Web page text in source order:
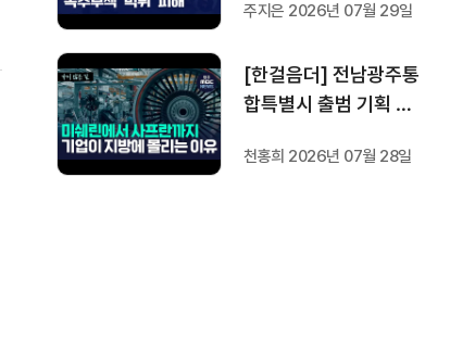
주지은 2026년 07월 29일
[한걸음더] 전남광주통
합특별시 출범 기획 보
지방이 주도한 투자..'유
천홍희 2026년 07월 28일